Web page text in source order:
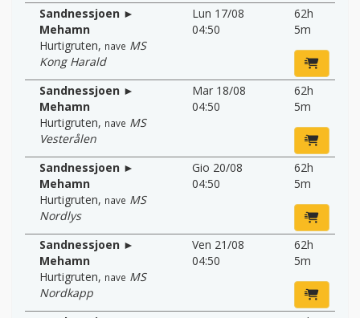
Sandnessjoen ►
Mehamn
Hurtigruten, nave MS
Kong Harald
Lun 17/08
04:50
62h
5m
Sandnessjoen ►
Mehamn
Hurtigruten, nave MS
Vesterålen
Mar 18/08
04:50
62h
5m
Sandnessjoen ►
Mehamn
Hurtigruten, nave MS
Nordlys
Gio 20/08
04:50
62h
5m
Sandnessjoen ►
Mehamn
Hurtigruten, nave MS
Nordkapp
Ven 21/08
04:50
62h
5m